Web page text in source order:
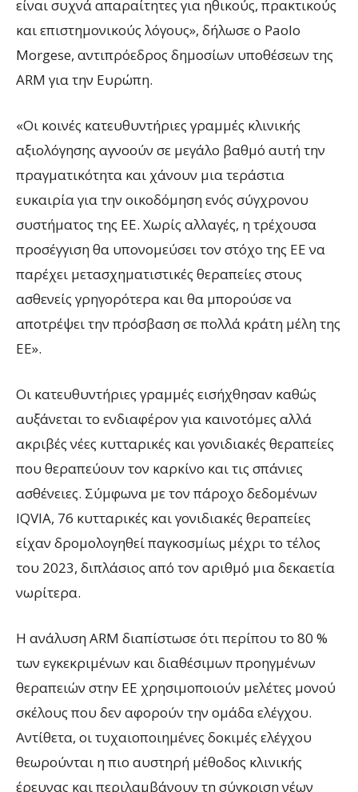
είναι συχνά απαραίτητες για ηθικούς, πρακτικούς
και επιστημονικούς λόγους», δήλωσε ο Paolo
Morgese, αντιπρόεδρος δημοσίων υποθέσεων της
ARM για την Ευρώπη.
«Οι κοινές κατευθυντήριες γραμμές κλινικής
αξιολόγησης αγνοούν σε μεγάλο βαθμό αυτή την
πραγματικότητα και χάνουν μια τεράστια
ευκαιρία για την οικοδόμηση ενός σύγχρονου
συστήματος της ΕΕ. Χωρίς αλλαγές, η τρέχουσα
προσέγγιση θα υπονομεύσει τον στόχο της ΕΕ να
παρέχει μετασχηματιστικές θεραπείες στους
ασθενείς γρηγορότερα και θα μπορούσε να
αποτρέψει την πρόσβαση σε πολλά κράτη μέλη της
ΕΕ».
Οι κατευθυντήριες γραμμές εισήχθησαν καθώς
αυξάνεται το ενδιαφέρον για καινοτόμες αλλά
ακριβές νέες κυτταρικές και γονιδιακές θεραπείες
που θεραπεύουν τον καρκίνο και τις σπάνιες
ασθένειες. Σύμφωνα με τον πάροχο δεδομένων
IQVIA, 76 κυτταρικές και γονιδιακές θεραπείες
είχαν δρομολογηθεί παγκοσμίως μέχρι το τέλος
του 2023, διπλάσιος από τον αριθμό μια δεκαετία
νωρίτερα.
Η ανάλυση ARM διαπίστωσε ότι περίπου το 80 %
των εγκεκριμένων και διαθέσιμων προηγμένων
θεραπειών στην ΕΕ χρησιμοποιούν μελέτες μονού
σκέλους που δεν αφορούν την ομάδα ελέγχου.
Αντίθετα, οι τυχαιοποιημένες δοκιμές ελέγχου
θεωρούνται η πιο αυστηρή μέθοδος κλινικής
έρευνας και περιλαμβάνουν τη σύγκριση νέων